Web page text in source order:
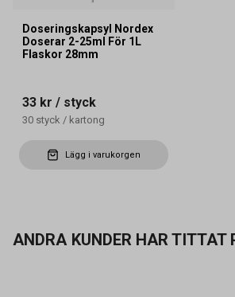
Doseringskapsyl Nordex
Doserar 2-25ml För 1L
Flaskor 28mm
33 kr / styck
30 styck / kartong
Lägg i varukorgen
ANDRA KUNDER HAR TITTAT